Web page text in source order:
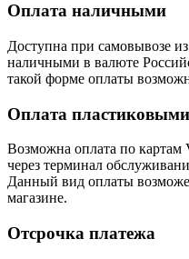
Оплата наличными
Доступна при самовывозе
наличными в валюте
такой форме оплаты
Оплата
Возможна оплата по картам
через терминал
Данный вид оплаты
магазине.
Отсрочка платежа